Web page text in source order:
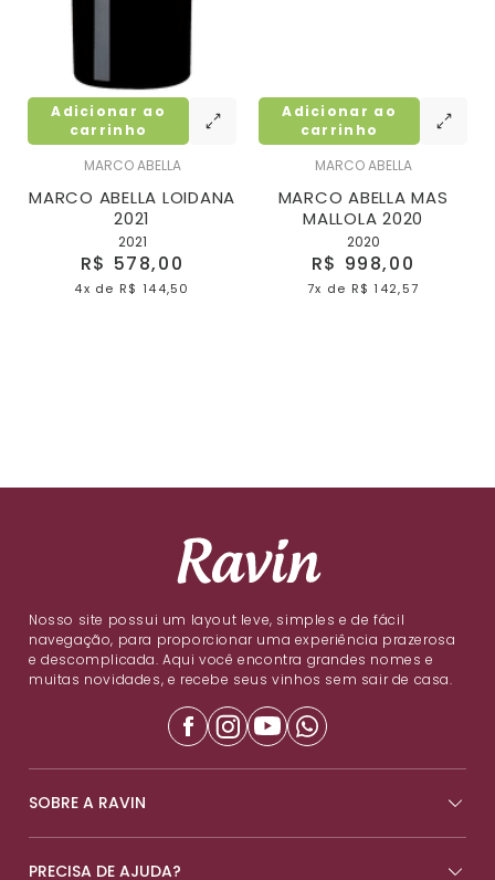
MARCO ABELLA
MARCO ABELLA LOIDANA
2021
2021
R$ 578,00
4x de R$ 144,50
Adicionar ao
carrinho
MARCO ABELLA
MARCO ABELLA MAS
MALLOLA 2020
2020
R$ 998,00
7x de R$ 142,57
Adicionar ao
carrinho
Nosso site possui um layout leve, simples e de fácil
navegação, para proporcionar uma experiência prazerosa
e descomplicada. Aqui você encontra grandes nomes e
muitas novidades, e recebe seus vinhos sem sair de casa.
SOBRE A RAVIN
PRECISA DE AJUDA?